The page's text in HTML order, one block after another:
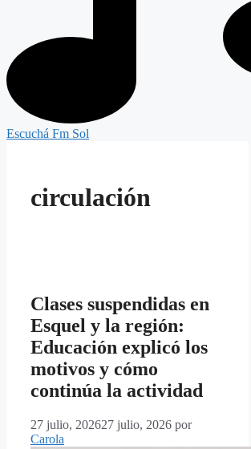
Escuchá Fm Sol
circulación
Clases suspendidas en
Esquel y la región:
Educación explicó los
motivos y cómo
continúa la actividad
27 julio, 202627 julio, 2026 por
Carola